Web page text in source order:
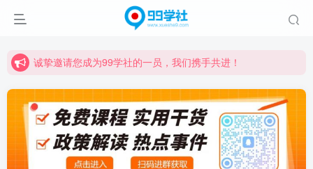
诚挚邀请您成为99学社的一员，我们携手共进！
诚挚邀请您成为99学社的一员，我们携手共进！
学习路上不孤独，99学社与你同行！分享全网优质VIP资源，炒股教程、创业教程、网络营销教程、自媒体短视频教程等，长期更新各大精品创业项目！